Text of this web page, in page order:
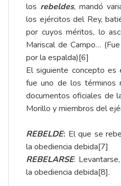
los rebeldes, mandó
los ejércitos del Rey,
por cuyos méritos, lo
Mariscal de Campo…
por la espalda)[6]
El siguiente concepto es
fue uno de los términos
documentos oficiales de
Morillo y miembros del
REBELDE: El que se
la obediencia debida[7]
REBELARSE:
la obediencia debida[8].